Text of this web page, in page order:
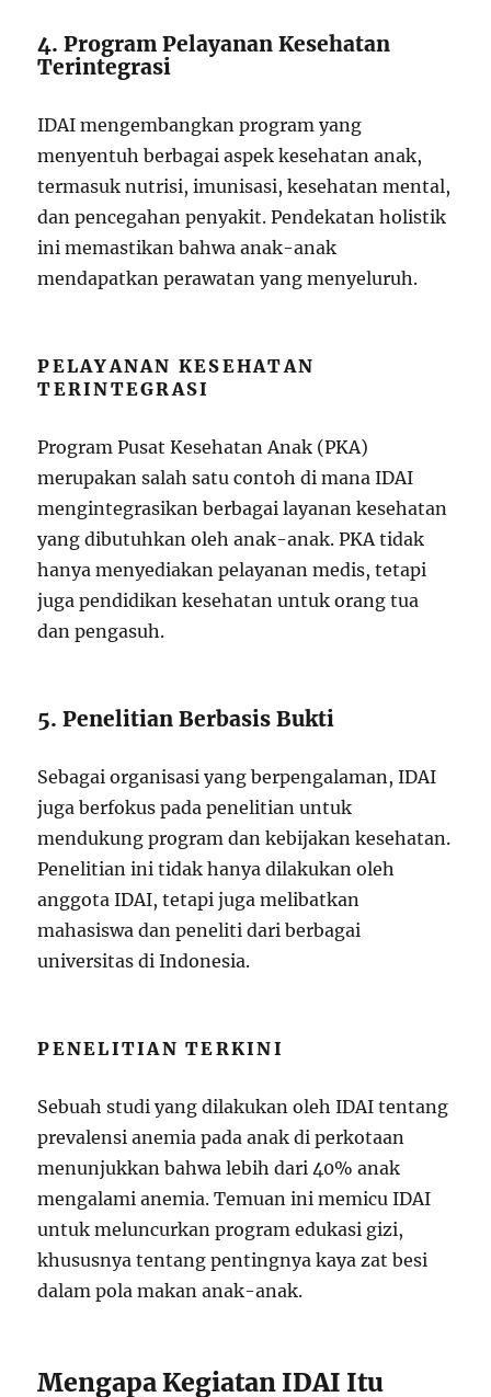
4. Program Pelayanan Kesehatan
Terintegrasi
IDAI mengembangkan program yang
menyentuh berbagai aspek kesehatan anak,
termasuk nutrisi, imunisasi, kesehatan mental,
dan pencegahan penyakit. Pendekatan holistik
ini memastikan bahwa anak-anak
mendapatkan perawatan yang menyeluruh.
PELAYANAN KESEHATAN
TERINTEGRASI
Program Pusat Kesehatan Anak (PKA)
merupakan salah satu contoh di mana IDAI
mengintegrasikan berbagai layanan kesehatan
yang dibutuhkan oleh anak-anak. PKA tidak
hanya menyediakan pelayanan medis, tetapi
juga pendidikan kesehatan untuk orang tua
dan pengasuh.
5. Penelitian Berbasis Bukti
Sebagai organisasi yang berpengalaman, IDAI
juga berfokus pada penelitian untuk
mendukung program dan kebijakan kesehatan.
Penelitian ini tidak hanya dilakukan oleh
anggota IDAI, tetapi juga melibatkan
mahasiswa dan peneliti dari berbagai
universitas di Indonesia.
PENELITIAN TERKINI
Sebuah studi yang dilakukan oleh IDAI tentang
prevalensi anemia pada anak di perkotaan
menunjukkan bahwa lebih dari 40% anak
mengalami anemia. Temuan ini memicu IDAI
untuk meluncurkan program edukasi gizi,
khususnya tentang pentingnya kaya zat besi
dalam pola makan anak-anak.
Mengapa Kegiatan IDAI Itu